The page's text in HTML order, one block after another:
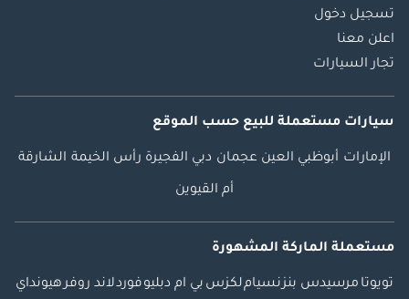
تسجيل دخول
اعلن معنا
تجار السيارات
سيارات مستعملة للبيع حسب الموقع
الإمارات أبوظبي العين عجمان دبي الفجيرة رأس الخيمة الشارقة
أم القيوين
مستعملة الماركة المشهورة
تويوتا مرسيدس بنزنسياملكزس بي ام دبليوفوردلاند روفرهيونداي